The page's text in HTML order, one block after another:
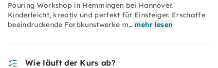
Pouring Workshop in Hemmingen bei Hannover.
Kinderleicht, kreativ und perfekt für Einsteiger. Erschaffe
beeindruckende Farbkunstwerke m… mehr lesen
Wie läuft der Kurs ab?